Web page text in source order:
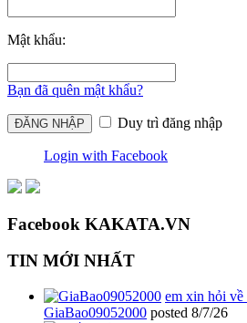
Mật khẩu:
Bạn đã quên mật khẩu?
Duy trì đăng nhập
Login with Facebook
Facebook KAKATA.VN
TIN MỚI NHẤT
em xin hỏi về
GiaBao09052000 posted 8/7/26